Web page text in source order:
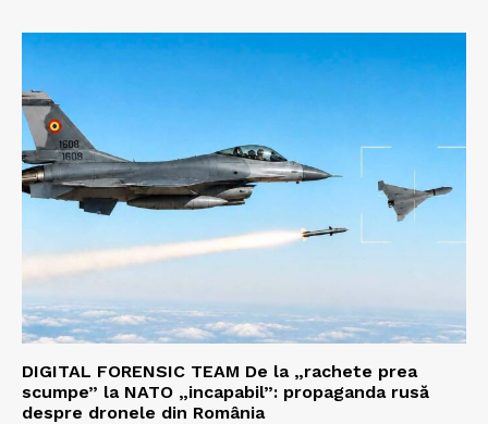
DIGITAL FORENSIC TEAM De la „rachete prea
scumpe” la NATO „incapabil”: propaganda rusă
despre dronele din România